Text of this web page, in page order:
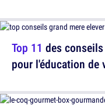
Top 11 des
pour l'éducation de